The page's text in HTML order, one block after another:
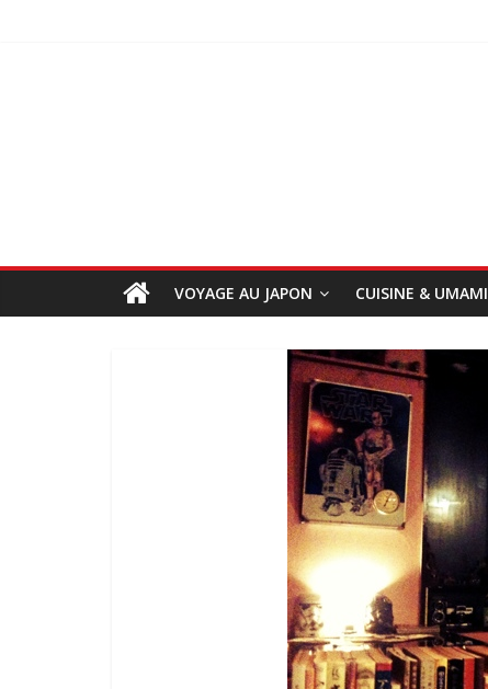
VOYAGE AU JAPON CUISINE & UMAMI